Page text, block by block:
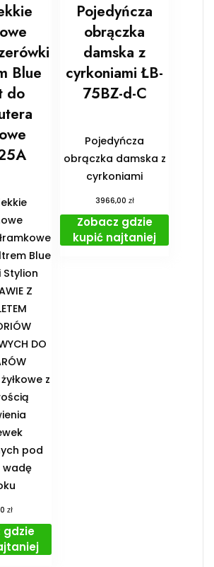
Blue
do
Blue
Stylion
Z
DO
z
pod
wadę
zł
gdzie
Pojedyńcza
obrączka
damska z
cyrkoniami ŁB-
75BZ-d-C
Pojedyńcza
obrączka damska z
cyrkoniami
3966,00 zł
Zobacz gdzie
kupić najtaniej